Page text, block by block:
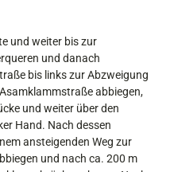
und weiter bis zur
und danach
bis links zur Abzweigung
abbiegen,
und weiter über den
Hand. Nach dessen
ansteigenden Weg zur
und nach ca. 200 m